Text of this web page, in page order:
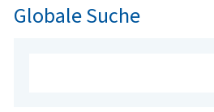
Globale Suche